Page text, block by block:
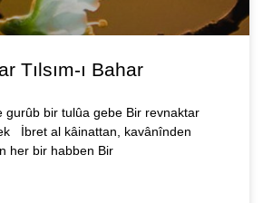
Tılsım-ı Bahar
gurûb bir tulûa gebe Bir revnaktar
İbret al kâinattan, kavânînden
her bir habben Bir